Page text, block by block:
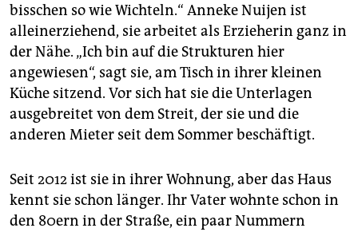
bisschen so wie Wichteln.“ Anneke Nuijen ist
alleinerziehend, sie arbeitet als Erzieherin ganz in
der Nähe. „Ich bin auf die Strukturen hier
angewiesen“, sagt sie, am Tisch in ihrer kleinen
Küche sitzend. Vor sich hat sie die Unterlagen
ausgebreitet von dem Streit, der sie und die
anderen Mieter seit dem Sommer beschäftigt.
Seit 2012 ist sie in ihrer Wohnung, aber das Haus
kennt sie schon länger. Ihr Vater wohnte schon in
den 80ern in der Straße, ein paar Nummern